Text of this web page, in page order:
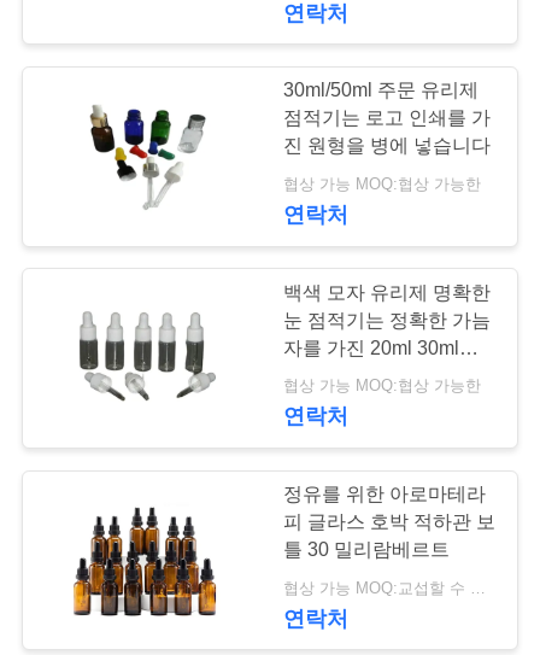
연락처
30ml/50ml 주문 유리제
점적기는 로고 인쇄를 가
진 원형을 병에 넣습니다
협상 가능 MOQ:협상 가능한
연락처
백색 모자 유리제 명확한
눈 점적기는 정확한 가늠
자를 가진 20ml 30ml
50ml를 병에 넣습니다
협상 가능 MOQ:협상 가능한
연락처
정유를 위한 아로마테라
피 글라스 호박 적하관 보
틀 30 밀리람베르트
연락처